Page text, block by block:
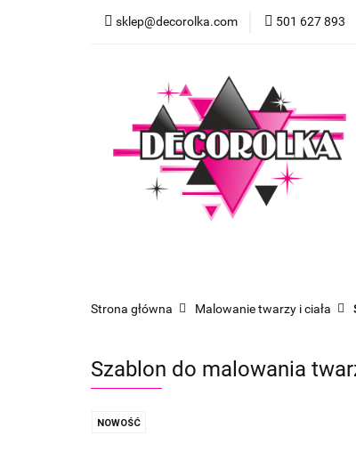
sklep@decorolka.com 501 627 893
Strona główna Malowanie twarzy i ciała
Szablon do malowania
NOWOŚĆ